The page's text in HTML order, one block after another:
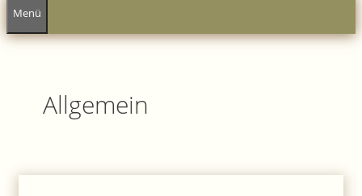
Menü
Allgemein